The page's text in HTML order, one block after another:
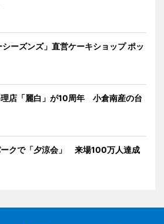
ーズンズ」直営ケーキショップ ポッ
店「麗白」が10周年 小倉南産の台
ークで「夕涼会」 来場100万人達成